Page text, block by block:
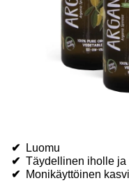
✔ Luomu
✔ Täydellinen iholle
✔ Monikäyttöinen